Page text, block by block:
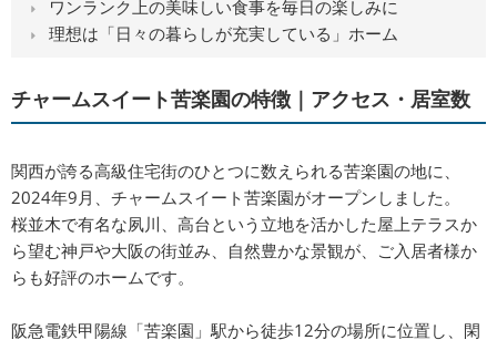
ワンランク上の美味しい食事を毎日の楽しみに
理想は「日々の暮らしが充実している」ホーム
チャームスイート苦楽園の特徴｜アクセス・居室数
関西が誇る高級住宅街のひとつに数えられる苦楽園の地に、
2024年9月、チャームスイート苦楽園がオープンしました。
桜並木で有名な夙川、高台という立地を活かした屋上テラスか
ら望む神戸や大阪の街並み、自然豊かな景観が、ご入居者様か
らも好評のホームです。
阪急電鉄甲陽線「苦楽園」駅から徒歩12分の場所に位置し、閑